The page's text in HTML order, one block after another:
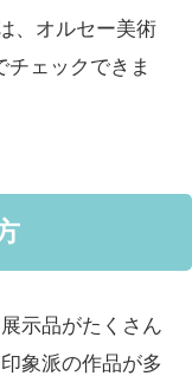
、オルセー美術
チェックできま
示品がたくさん
象派の作品が多